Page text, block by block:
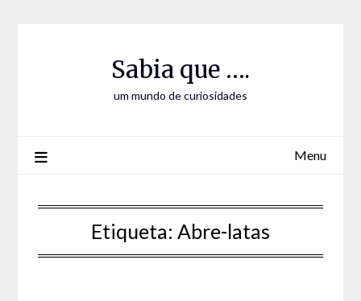
Sabia que ….
um mundo de curiosidades
Menu
Etiqueta: Abre-latas